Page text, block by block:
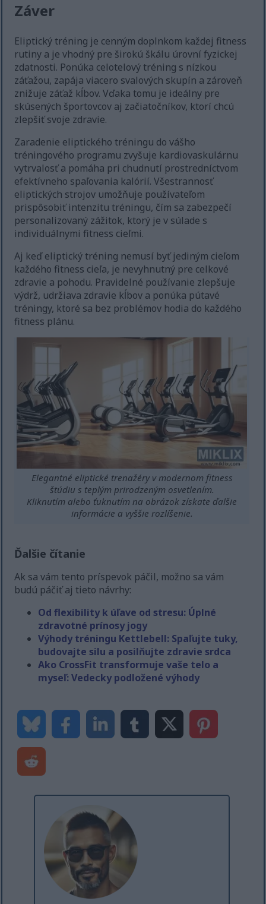
Záver
Eliptický tréning je cenným doplnkom každej fitness
rutiny a je vhodný pre širokú škálu úrovní fyzickej
zdatnosti. Ponúka celotelový tréning s nízkou
záťažou, zapája viacero svalových skupín a zároveň
znižuje záťaž kĺbov. Vďaka tomu je ideálny pre
skúsených športovcov aj začiatočníkov, ktorí chcú
zlepšiť svoje zdravie.
Zaradenie eliptického tréningu do vášho
tréningového programu zvyšuje kardiovaskulárnu
vytrvalosť a pomáha pri chudnutí prostredníctvom
efektívneho spaľovania kalórií. Všestrannosť
eliptických strojov umožňuje používateľom
prispôsobiť intenzitu tréningu, čím sa zabezpečí
personalizovaný zážitok, ktorý je v súlade s
individuálnymi fitness cieľmi.
Aj keď eliptický tréning nemusí byť jediným cieľom
každého fitness cieľa, je nevyhnutný pre celkové
zdravie a pohodu. Pravidelné používanie zlepšuje
výdrž, udržiava zdravie kĺbov a ponúka pútavé
tréningy, ktoré sa bez problémov hodia do každého
fitness plánu.
Elegantné eliptické trenažéry v modernom fitness
štúdiu s teplým prirodzeným osvetlením.
Kliknutím alebo ťuknutím na obrázok získate ďalšie
informácie a vyššie rozlíšenie.
Ďalšie čítanie
Ak sa vám tento príspevok páčil, možno sa vám
budú páčiť aj tieto návrhy:
Od flexibility k úľave od stresu: Úplné
zdravotné prínosy jogy
Výhody tréningu Kettlebell: Spaľujte tuky,
budovajte silu a posilňujte zdravie srdca
Ako CrossFit transformuje vaše telo a
myseľ: Vedecky podložené výhody